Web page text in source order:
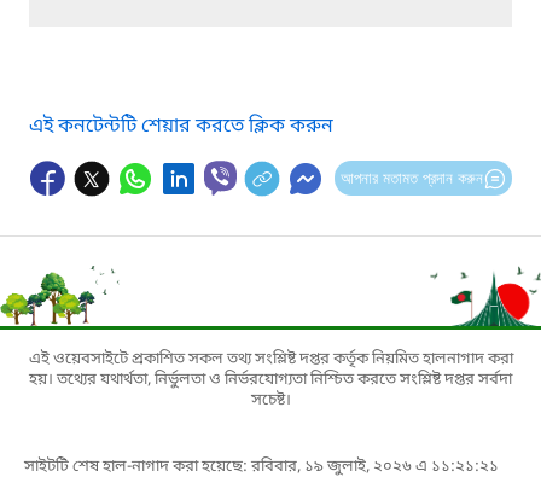
এই কনটেন্টটি শেয়ার করতে ক্লিক করুন
আপনার মতামত প্রদান করুন
এই ওয়েবসাইটে প্রকাশিত সকল তথ্য সংশ্লিষ্ট দপ্তর কর্তৃক নিয়মিত হালনাগাদ করা
হয়। তথ্যের যথার্থতা, নির্ভুলতা ও নির্ভরযোগ্যতা নিশ্চিত করতে সংশ্লিষ্ট দপ্তর সর্বদা
সচেষ্ট।
সাইটটি শেষ হাল-নাগাদ করা হয়েছে: রবিবার, ১৯ জুলাই, ২০২৬ এ ১১:২১:২১